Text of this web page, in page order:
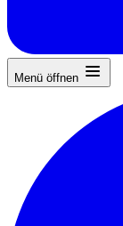
Menü öffnen